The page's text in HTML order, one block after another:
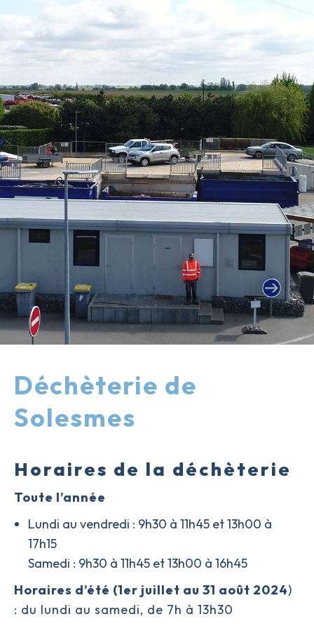
Déchèterie de
Solesmes
Horaires de la déchèterie
Toute l’année
Lundi au vendredi : 9h30 à 11h45 et 13h00 à
17h15
Samedi : 9h30 à 11h45 et 13h00 à 16h45
Horaires d’été (1er juillet au 31 août 2024)
: du lundi au samedi, de 7h à 13h30